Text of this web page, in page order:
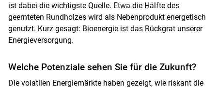
ist dabei die wichtigste Quelle. Etwa die Hälfte des
geernteten Rundholzes wird als Nebenprodukt energetisch
genutzt. Kurz gesagt: Bioenergie ist das Rückgrat unserer
Energieversorgung.
Welche Potenziale sehen Sie für die Zukunft?
Die volatilen Energiemärkte haben gezeigt, wie riskant die